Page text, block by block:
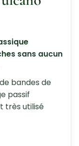
sans aucun
bandes de
passif
très utilisé